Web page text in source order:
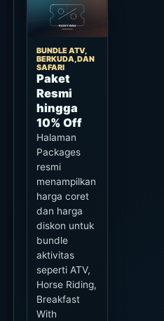
BUNDLE ATV,
BERKUDA, DAN
SAFARI
Paket
Resmi
hingga
10% Off
Halaman
Packages
resmi
menampilkan
harga coret
dan harga
diskon untuk
bundle
aktivitas
seperti ATV,
Horse Riding,
Breakfast
With